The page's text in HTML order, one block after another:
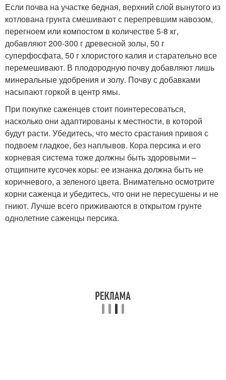
Если почва на участке бедная, верхний слой вынутого из
котлована грунта смешивают с перепревшим навозом,
перегноем или компостом в количестве 5-8 кг,
добавляют 200-300 г древесной золы, 50 г
суперфосфата, 50 г хлористого калия и старательно все
перемешивают. В плодородную почву добавляют лишь
минеральные удобрения и золу. Почву с добавками
насыпают горкой в центр ямы.
При покупке саженцев стоит поинтересоваться,
насколько они адаптированы к местности, в которой
будут расти. Убедитесь, что место срастания привоя с
подвоем гладкое, без наплывов. Кора персика и его
корневая система тоже должны быть здоровыми –
отщипните кусочек коры: ее изнанка должна быть не
коричневого, а зеленого цвета. Внимательно осмотрите
корни саженца и убедитесь, что они не пересушены и не
гниют. Лучше всего приживаются в открытом грунте
однолетние саженцы персика.